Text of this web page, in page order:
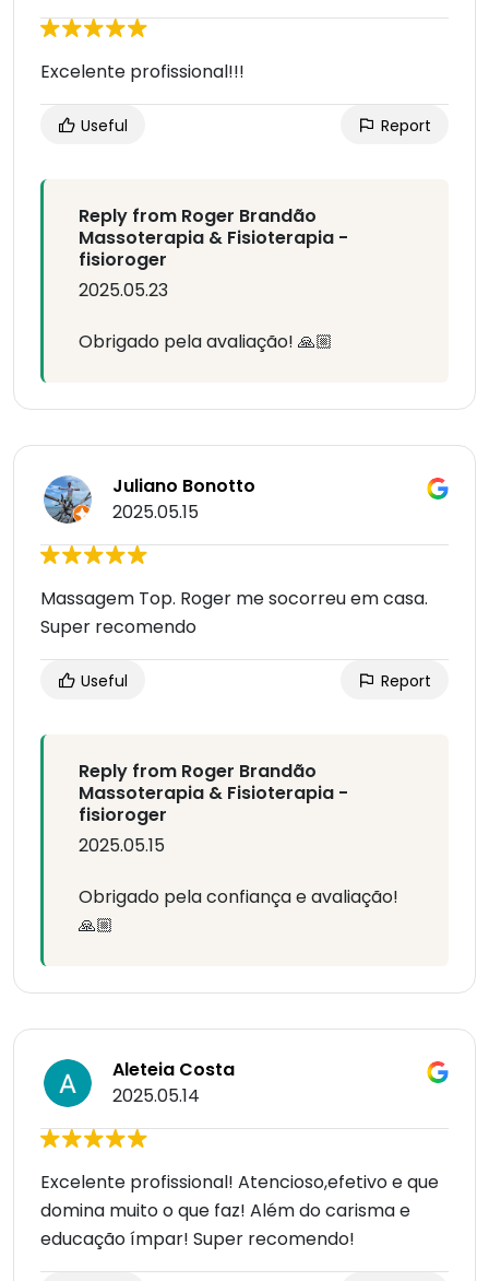
Excelente profissional!!!
Useful Report
Reply from Roger Brandão
Massoterapia & Fisioterapia -
fisioroger
2025.05.23
Obrigado pela avaliação! 🙏🏼
Juliano Bonotto
2025.05.15
Massagem Top. Roger me socorreu em casa.
Super recomendo
Useful Report
Reply from Roger Brandão
Massoterapia & Fisioterapia -
fisioroger
2025.05.15
Obrigado pela confiança e avaliação!
🙏🏼
Aleteia Costa
2025.05.14
Excelente profissional! Atencioso,efetivo e que
domina muito o que faz! Além do carisma e
educação ímpar! Super recomendo!